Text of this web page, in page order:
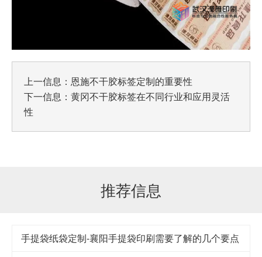
上一信息： 恩施不干胶标签定制的重要性
下一信息： 黄冈不干胶标签在不同行业和应用灵活
性
推荐信息
手提袋纸袋定制-襄阳手提袋印刷需要了解的几个要点